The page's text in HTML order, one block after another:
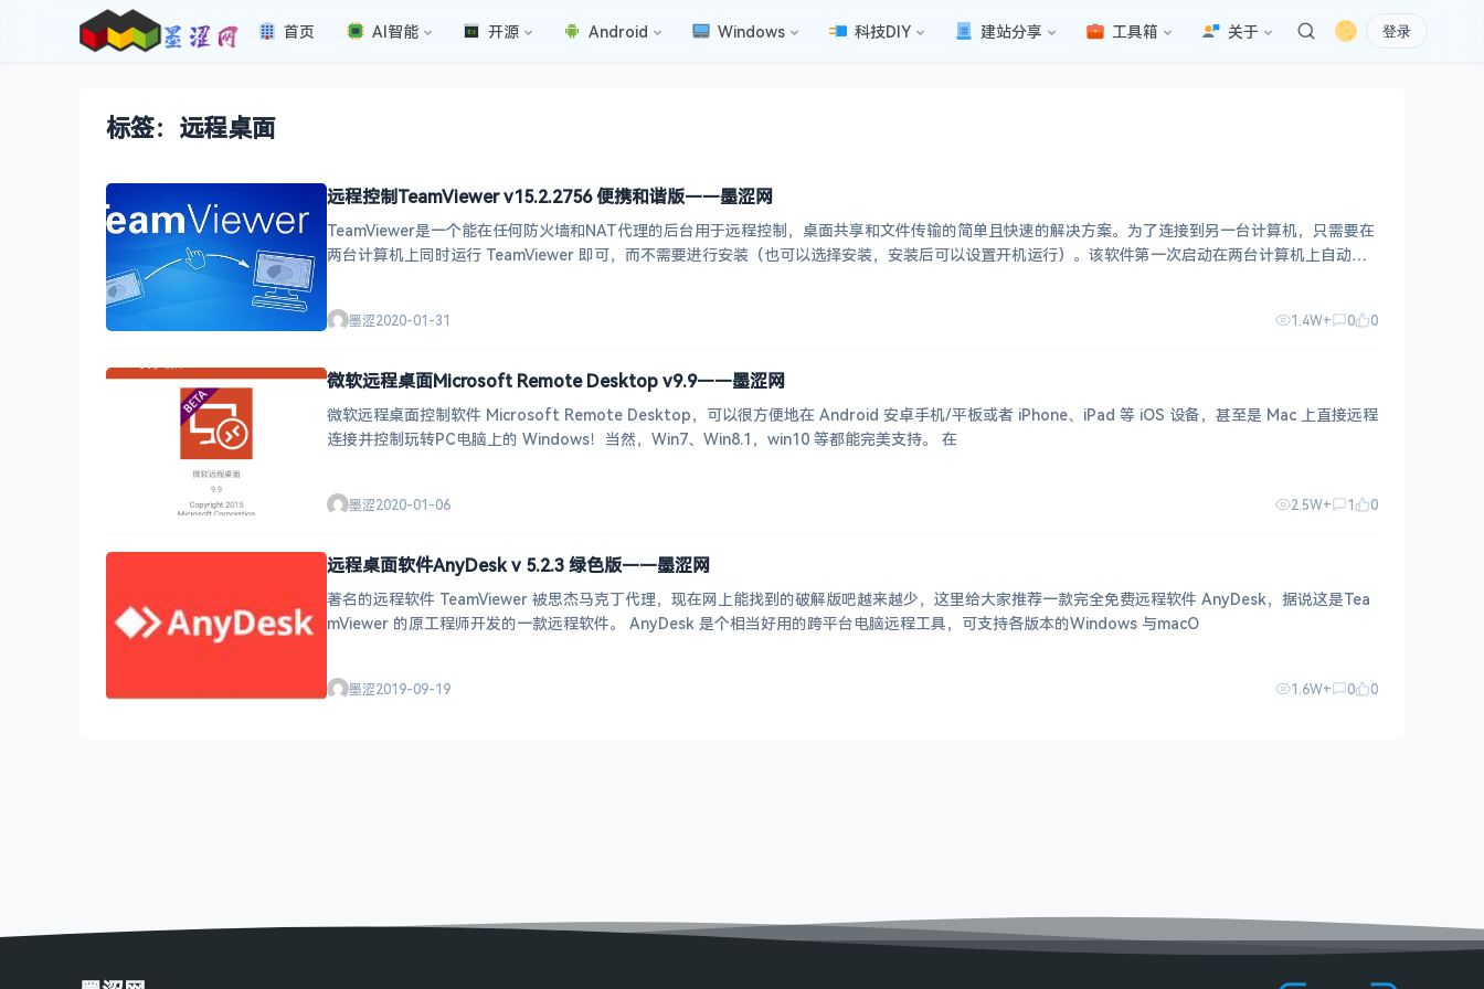
首页 AI智能 开源 Android Windows 科技DIY 建站分享 工具箱 关于 登录
标签：远程桌面
远程控制TeamViewer v15.2.2756 便携和谐版——墨涩网
TeamViewer是一个能在任何防火墙和NAT代理的后台用于远程控制，桌面共享和文件传输的简单且快速的解决方案。为了连接到另一台计算机，只需要在
两台计算机上同时运行 TeamViewer 即可，而不需要进行安装（也可以选择安装，安装后可以设置开机运行）。该软件第一次启动在两台计算机上自动生
墨涩2020-01-31 1.4W+ 0 0
微软远程桌面Microsoft Remote Desktop v9.9——墨涩网
微软远程桌面控制软件 Microsoft Remote Desktop，可以很方便地在 Android 安卓手机/平板或者 iPhone、iPad 等 iOS 设备，甚至是 Mac 上直接远程
连接并控制玩转PC电脑上的 Windows！当然，Win7、Win8.1，win10 等都能完美支持。 在
墨涩2020-01-06 2.5W+ 1 0
远程桌面软件AnyDesk v 5.2.3 绿色版——墨涩网
著名的远程软件 TeamViewer 被思杰马克丁代理，现在网上能找到的破解版吧越来越少，这里给大家推荐一款完全免费远程软件 AnyDesk，据说这是Tea
mViewer 的原工程师开发的一款远程软件。 AnyDesk 是个相当好用的跨平台电脑远程工具，可支持各版本的Windows 与macO
墨涩2019-09-19 1.6W+ 0 0